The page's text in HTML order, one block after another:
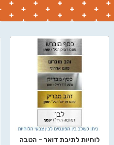
לוחיות לתיבת דואר – הטבה